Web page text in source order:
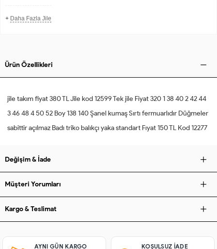
+ Daha Fazla Jile
Ürün Özellikleri
jile takım fiyat 380 TL Jile kod 12599 Tek jile Fiyat 320 1 38 40 2 42 44
3 46 48 4 50 52 Boy 138 140 Şanel kumaş Sırtı fermuarlıdır Düğmeler
sabittir açılmaz Badı triko balıkçı yaka standart Fıyat 150 TL Kod 12277
Değişim & İade
Müşteri Yorumları
Kargo & Teslimat
AYNI GÜN KARGO KOŞULSUZ IADE